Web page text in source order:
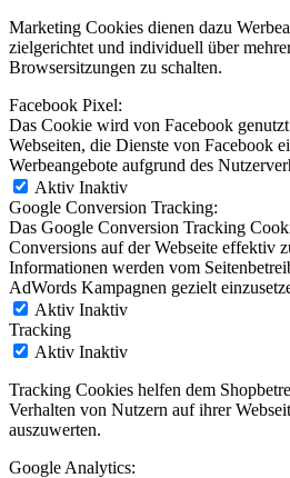
Marketing Cookies dienen dazu
zielgerichtet und individuell über
Browsersitzungen zu schalten.
Facebook Pixel:
Das Cookie wird von Facebook
Webseiten, die Dienste von Facebook
Werbeangebote aufgrund des
Aktiv Inaktiv
Google Conversion Tracking:
Das Google Conversion Tracking
Conversions auf der Webseite effektiv
Informationen werden vom
AdWords Kampagnen gezielt
Aktiv Inaktiv
Tracking
Aktiv Inaktiv
Tracking Cookies helfen dem
Verhalten von Nutzern auf ihrer
auszuwerten.
Google Analytics: